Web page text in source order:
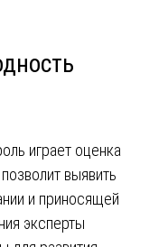
играет оценка
выявить
и приносящей
эксперты